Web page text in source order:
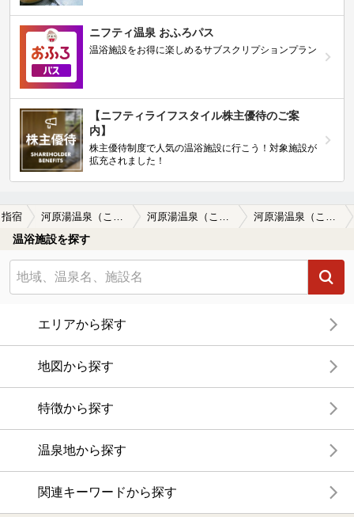
ニフティ温泉 おふろパス
温浴施設をお得に楽しめるサブスクリプションプラン
【ニフティライフスタイル株主優待のご案
内】
株主優待制度で人気の温浴施設に行こう！対象施設が
拡充されました！
指宿
温浴施設を探す
エリアから探す
地図から探す
特徴から探す
温泉地から探す
関連キーワードから探す